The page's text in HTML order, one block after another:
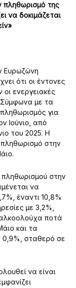
πληθωρισμό της
να δοκιμάζεται
Ευρωζώνη
ότι οι έντονες
ενεργειακές
με τα
για
Ιούνιο, από
του 2025. Η
πληθωρισμό στην
πληθωρισμού στην
να
έναντι 10,8%
με 3,2%,
ποτά
και τα
0,9%, σταθερό σε
να είναι